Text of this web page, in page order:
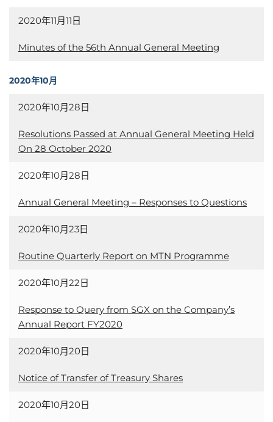
2020年11月11日
Minutes of the 56th Annual General Meeting
2020年10月
2020年10月28日
Resolutions Passed at Annual General Meeting Held
On 28 October 2020
2020年10月28日
Annual General Meeting – Responses to Questions
2020年10月23日
Routine Quarterly Report on MTN Programme
2020年10月22日
Response to Query from SGX on the Company’s
Annual Report FY2020
2020年10月20日
Notice of Transfer of Treasury Shares
2020年10月20日